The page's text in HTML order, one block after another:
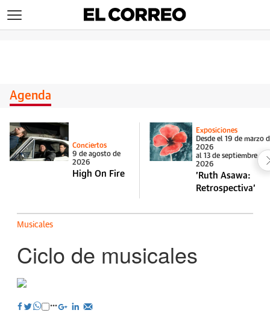
Agenda
Conciertos
9 de agosto de
2026
High On Fire
Exposiciones
Desde el 19 de marzo
2026
al 13 de septiembre de
2026
'Ruth Asawa:
Retrospectiva'
Musicales
Ciclo de musicales